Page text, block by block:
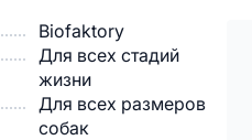
Biofaktory
Для всех стадий
жизни
Для всех размеров
собак